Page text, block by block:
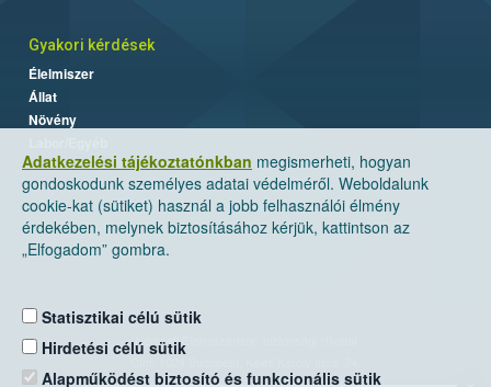
Adatkezelési tájékoztatónkban megismerheti, hogyan
gondoskodunk személyes adatai védelméről. Weboldalunk
cookie-kat (sütiket) használ a jobb felhasználói élmény
érdekében, melynek biztosításához kérjük, kattintson az
„Elfogadom” gombra.
Statisztikai célú sütik
Hirdetési célú sütik
Alapműködést biztosító és funkcionális sütik
Gyakori kérdések
Élelmiszer
Állat
Növény
Nemzeti Élelmiszerlánc-biztonsági Hivatal
Levelezési cím: 1525 Budapest. Pf. 30.